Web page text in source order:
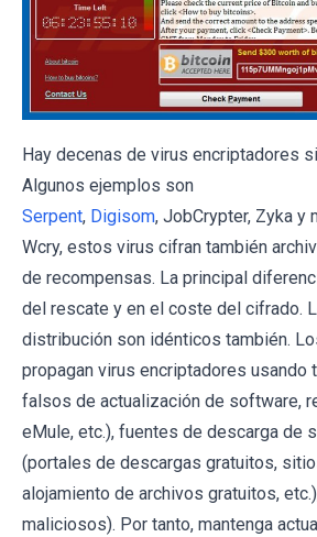
Hay decenas de virus encriptadores
Algunos ejemplos son
Serpent, Digisom, JobCrypter, Zyka y
Wcry, estos virus cifran también
de recompensas. La principal
del rescate y en el coste del cifrado.
distribución son idénticos también.
propagan virus encriptadores usando
falsos de actualización de software,
eMule, etc.), fuentes de descarga de
(portales de descargas gratuitos,
alojamiento de archivos gratuitos,
maliciosos). Por tanto, mantenga